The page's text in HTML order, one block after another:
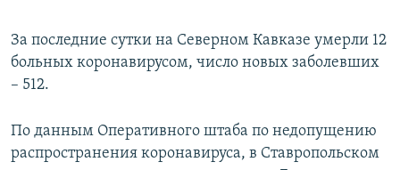
Все сайты РСЕ/РС
За последние сутки на Северном Кавказе умерли 12
больных коронавирусом, число новых заболевших
– 512.
По данным Оперативного штаба по недопущению
распространения коронавируса, в Ставропольском